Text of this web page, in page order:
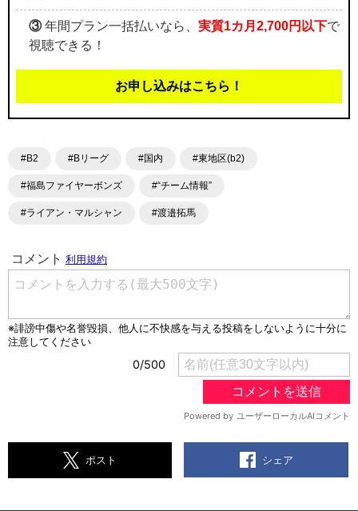
③年間プラン一括払いなら、 実質1カ月2,700円以下で
視聴できる！
お申し込みはこちら！
#B2 #Bリーグ #国内 #東地区(b2)
#福島ファイヤーボンズ #“チーム情報”
#ライアン・マルシャン #渡邉拓馬
ポスト シェア